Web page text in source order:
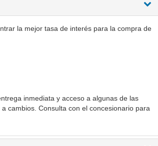
la mejor tasa de interés para la compra de
inmediata y acceso a algunas de las
cambios. Consulta con el concesionario para